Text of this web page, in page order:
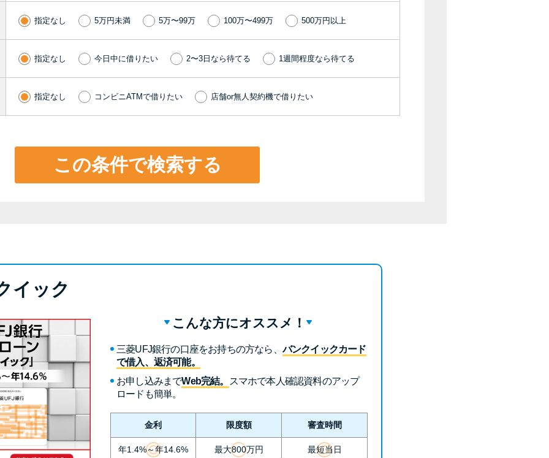
今月の家賃払えない…2ヵ月目には解決しない
と危険な理由と対処法3つ
相談より賢い方法2選
ソフト闇金とは？悪質な手口には要注意！
090金融（闇金）からお金を借りてはいけない
らない理由
ブラックでもお金を借りるには？3つの判断基
指定なし 5万円未満 5万〜99万 100万〜499万 500万円以上
指定なし 今日中に借りたい 2〜3日なら待てる 1週間程度なら待てる
指定なし コンビニATMで借りたい 店舗or無人契約機で借りたい
この条件で検索する
イック
こんな方にオススメ！
三菱UFJ銀行の口座をお持ちの方なら、バンクイックカード
で借入、返済可能。
お申し込みまでWeb完結。
スマホで本人確認資料のアップ
ロードも簡単。
金利 限度額 審査時間
年1.4%～年14.6% 最大800万円 最短当日